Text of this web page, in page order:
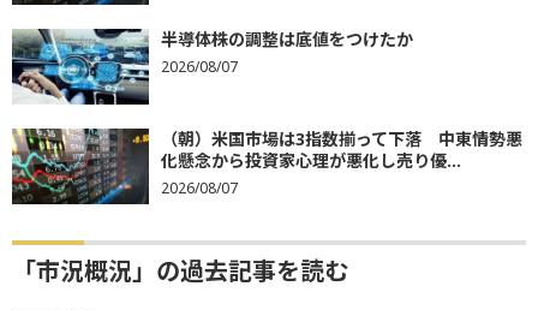
半導体株の調整は底値をつけたか
2026/08/07
（朝）米国市場は3指数揃って下落 中東情勢悪
化懸念から投資家心理が悪化し売り優...
2026/08/07
「市況概況」の過去記事を読む